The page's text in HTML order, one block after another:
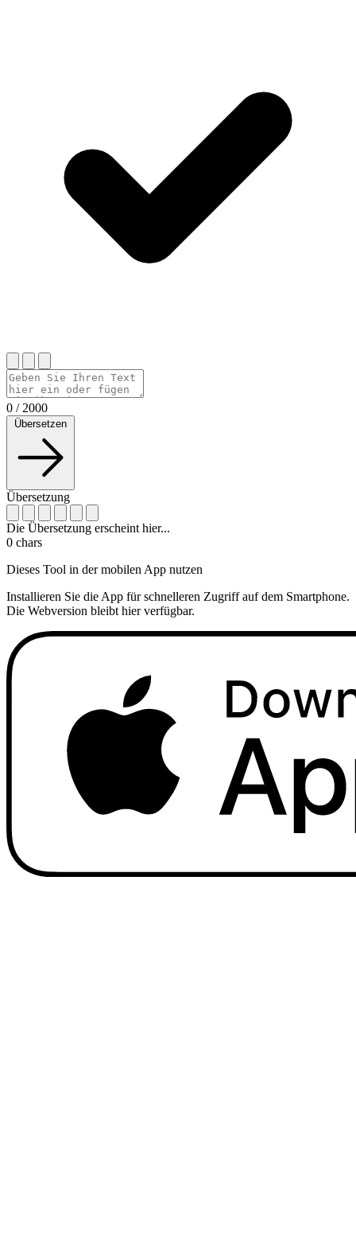
0 / 2000
Übersetzen
Übersetzung
Die Übersetzung erscheint hier...
0 chars
Dieses Tool in der mobilen App nutzen
Installieren Sie die App für schnelleren Zugriff auf dem Smartphone.
Die Webversion bleibt hier verfügbar.